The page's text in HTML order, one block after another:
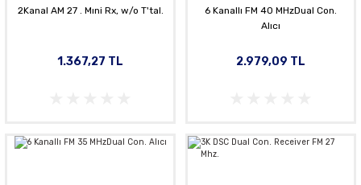
2Kanal AM 27 . Mıni Rx, w/o T'tal.
1.367,27 TL
6 Kanallı FM 40 MHzDual Con.
Alıcı
2.979,09 TL